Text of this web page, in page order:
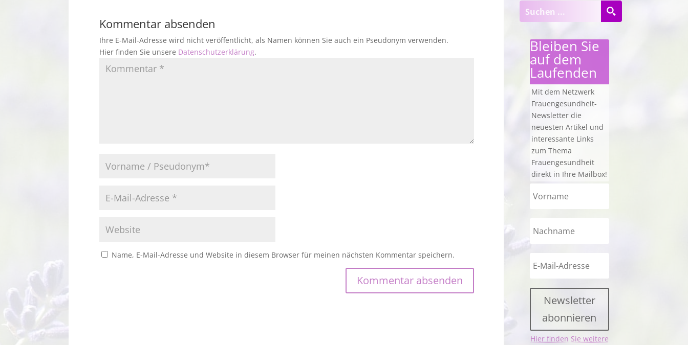
Kommentar absenden
Ihre E-Mail-Adresse wird nicht veröffentlicht, als Namen können Sie auch ein Pseudonym verwenden.
Hier finden Sie unsere Datenschutzerklärung.
Name, E-Mail-Adresse und Website in diesem Browser für meinen nächsten Kommentar speichern.
Bleiben Sie
auf dem
Laufenden
Mit dem Netzwerk
Frauengesundheit-
Newsletter die
neuesten Artikel und
interessante Links
zum Thema
Frauengesundheit
direkt in Ihre Mailbox!
Newsletter
abonnieren
Hier finden Sie weitere